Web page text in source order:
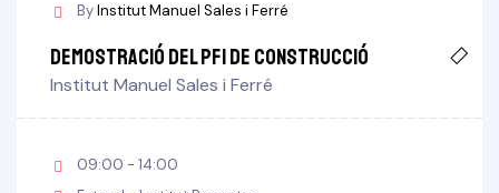
ByInstitut Manuel Sales i Ferré
Demostració del PFI de Construcció
Institut Manuel Sales i Ferré
09:00 - 14:00